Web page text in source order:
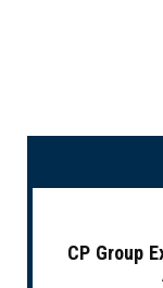
CP Group